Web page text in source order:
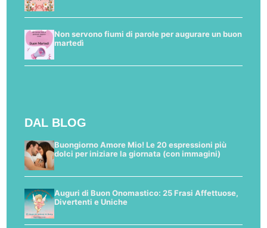
Non servono fiumi di parole per augurare un buon
martedì
DAL BLOG
Buongiorno Amore Mio! Le 20 espressioni più
dolci per iniziare la giornata (con immagini)
Auguri di Buon Onomastico: 25 Frasi Affettuose,
Divertenti e Uniche